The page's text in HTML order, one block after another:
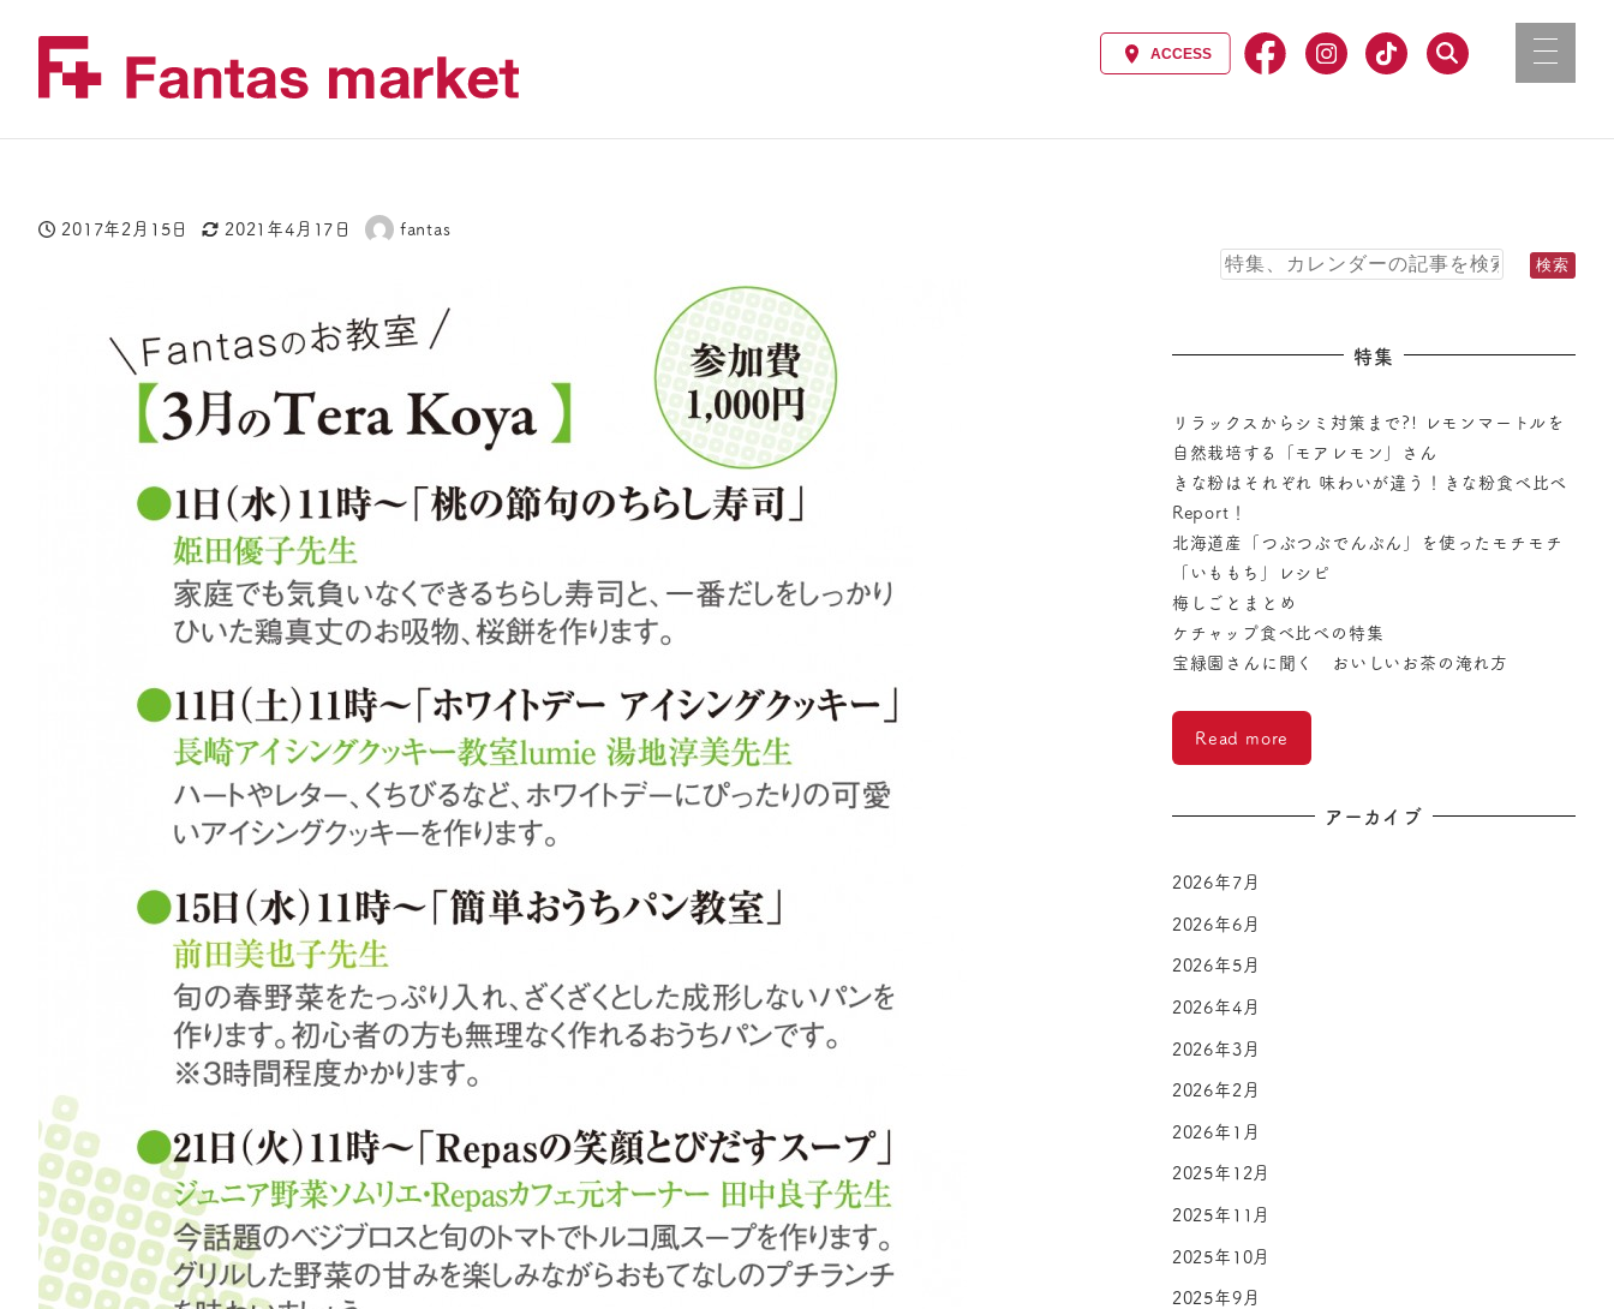
投稿日
2017年2月15日
更新日
2021年4月17日
著
fantas
特集
リラックスからシミ対策まで?! レモンマートルを
自然栽培する「モアレモン」さん
きな粉はそれぞれ 味わいが違う！きな粉食べ比べ
Report！
北海道産「つぶつぶでんぷん」を使ったモチモチ
「いももち」レシピ
梅しごとまとめ
ケチャップ食べ比べの特集
宝緑園さんに聞く おいしいお茶の淹れ方
Read more
アーカイブ
2026年7月
2026年6月
2026年5月
2026年4月
2026年3月
2026年2月
2026年1月
2025年12月
2025年11月
2025年10月
2025年9月